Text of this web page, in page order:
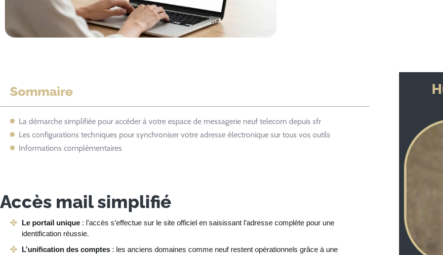
Sommaire
La démarche simplifiée pour accéder à votre espace de messagerie neuf telecom depuis sfr
Les configurations techniques pour synchroniser votre adresse électronique sur tous vos outils
Informations complémentaires
Accès mail simplifié
Le portail unique : l’accès s’effectue sur le site officiel en saisissant l’adresse complète pour une
identification réussie.
L’unification des comptes : les anciens domaines comme neuf restent opérationnels grâce à une